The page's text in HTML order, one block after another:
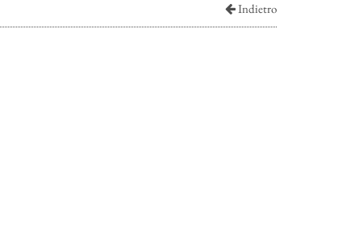
Indietro